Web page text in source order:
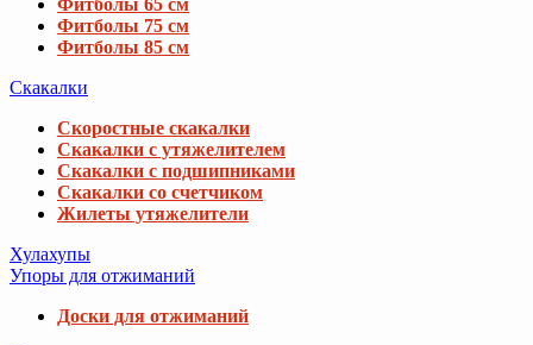
Фитболы 65 см
Фитболы 75 см
Фитболы 85 см
Скакалки
Скоростные скакалки
Скакалки с утяжелителем
Скакалки с подшипниками
Скакалки со счетчиком
Жилеты утяжелители
Хулахупы
Упоры для отжиманий
Доски для отжиманий